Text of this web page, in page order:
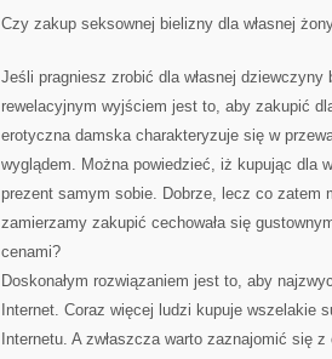
Czy zakup seksownej bielizny dla własnej
Jeśli pragniesz zrobić dla własnej
rewelacyjnym wyjściem jest to, aby zakupić
erotyczna damska charakteryzuje się w
wyglądem. Można powiedzieć, iż kupując dla
prezent samym sobie. Dobrze, lecz co zatem
zamierzamy zakupić cechowała się
cenami?
Doskonałym rozwiązaniem jest to, aby
Internet. Coraz więcej ludzi kupuje wszelakie
Internetu. A zwłaszcza warto zaznajomić się